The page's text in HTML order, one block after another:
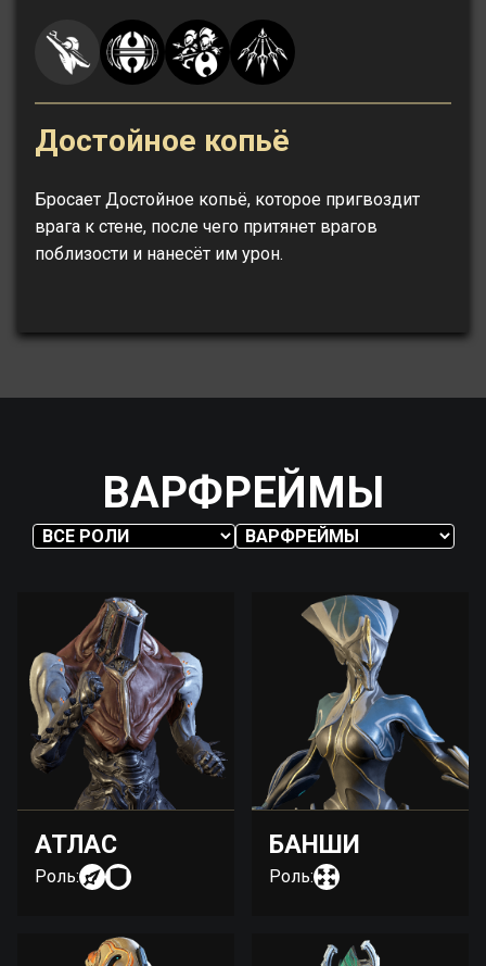
Достойное копьё
Бросает Достойное копьё, которое пригвоздит
врага к стене, после чего притянет врагов
поблизости и нанесёт им урон.
ВАРФРЕЙМЫ
АТЛАС
Роль:
БАНШИ
Роль: